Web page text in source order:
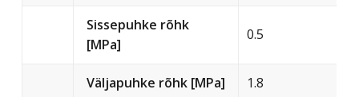
Sissepuhke rõhk
[MPa]
0.5
Väljapuhke rõhk [MPa] 1.8